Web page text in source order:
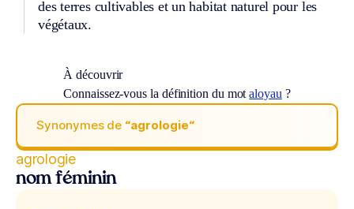
des terres cultivables et un habitat naturel pour les
végétaux.
À découvrir
Connaissez-vous la définition du motaloyau ?
Synonymes de “agrologie“
agrologie
nom féminin